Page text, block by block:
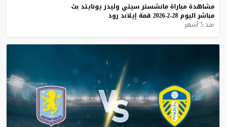
مشاهدة مباراة مانشستر سيتي وليدز يونايتد بث
مباشر اليوم 28-2-2026 قمة إيلاند رود
منذ 5 أشهر